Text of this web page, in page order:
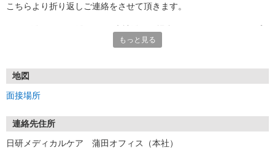
こちらより折り返しご連絡をさせて頂きます。
もっと見る
地図
面接場所
連絡先住所
日研メディカルケア 蒲田オフィス（本社）